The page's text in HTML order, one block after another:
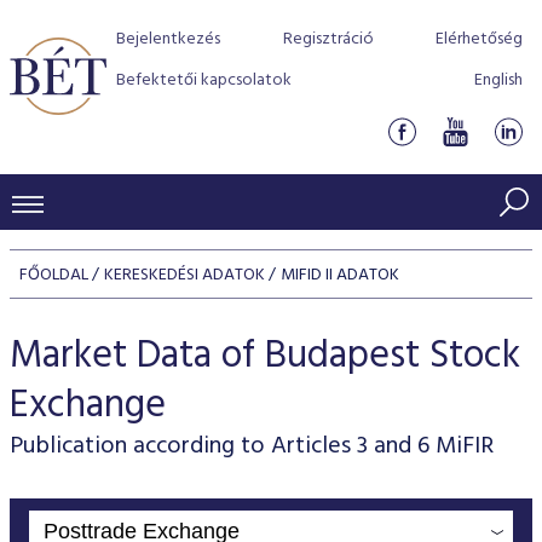
Bejelentkezés Regisztráció
Elérhetőség
Befektetői kapcsolatok
English
KERESKEDÉSI ADATOK
INDEXEK
Részvényindexek
Kötvényindexek
Jelzáloglevél indexek
Vállalati kötvény indexek
Piaci forgalom
Kedvenc instrumentumok
Azonnali Piac
Részvények
Származékos piac
Termékcsoportok
Indexek
Részvény szekció
Hitelpapír szekció
Szabályozás
BÉT szabályzatok
Befektetővédelem
Alkalmazott díjstruktúra
Elszámolás
KIBOCSÁTÓK
Részvény és vállalati kötvény tőzsdei bevezetését
program
BÉT Xtend - Részvénypiac egyszerűen
TŐZSDETAGOK
VENDOROK
FŐOLDAL KERESKEDÉSI ADATOK MIFID II ADATOK
Market Data of Budapest Stock
Exchange
Publication according to Articles 3 and 6 MiFIR